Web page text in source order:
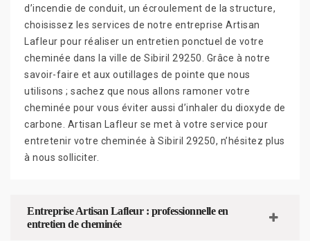
d’incendie de conduit, un écroulement de la structure,
choisissez les services de notre entreprise Artisan
Lafleur pour réaliser un entretien ponctuel de votre
cheminée dans la ville de Sibiril 29250. Grâce à notre
savoir-faire et aux outillages de pointe que nous
utilisons ; sachez que nous allons ramoner votre
cheminée pour vous éviter aussi d’inhaler du dioxyde de
carbone. Artisan Lafleur se met à votre service pour
entretenir votre cheminée à Sibiril 29250, n’hésitez plus
à nous solliciter.
Entreprise Artisan Lafleur : professionnelle en
entretien de cheminée